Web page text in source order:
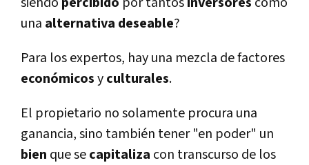
una alternativa deseable?
Para los expertos, hay una mezcla de factores
económicosyculturales.
El propietario no solamente procura una
ganancia, sino también tener "en poder" un
bien que secapitaliza con transcurso de los